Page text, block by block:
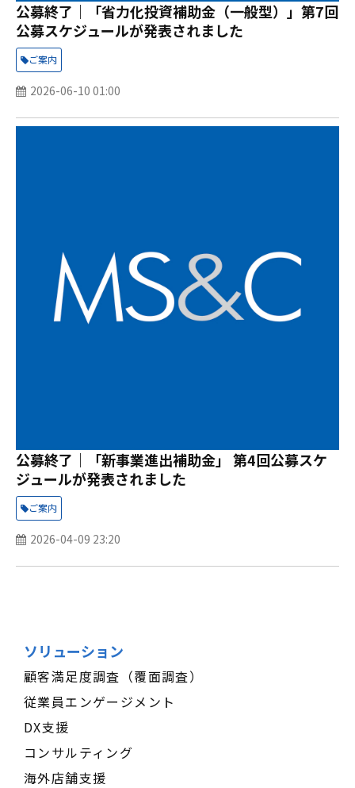
公募終了｜「省力化投資補助金（一般型）」第7回
公募スケジュールが発表されました
ご案内
2026-06-10 01:00
公募終了｜「新事業進出補助金」 第4回公募スケ
ジュールが発表されました
ご案内
2026-04-09 23:20
ソリューション
顧客満足度調査（覆面調査）
従業員エンゲージメント
DX支援
コンサルティング
海外店舗支援